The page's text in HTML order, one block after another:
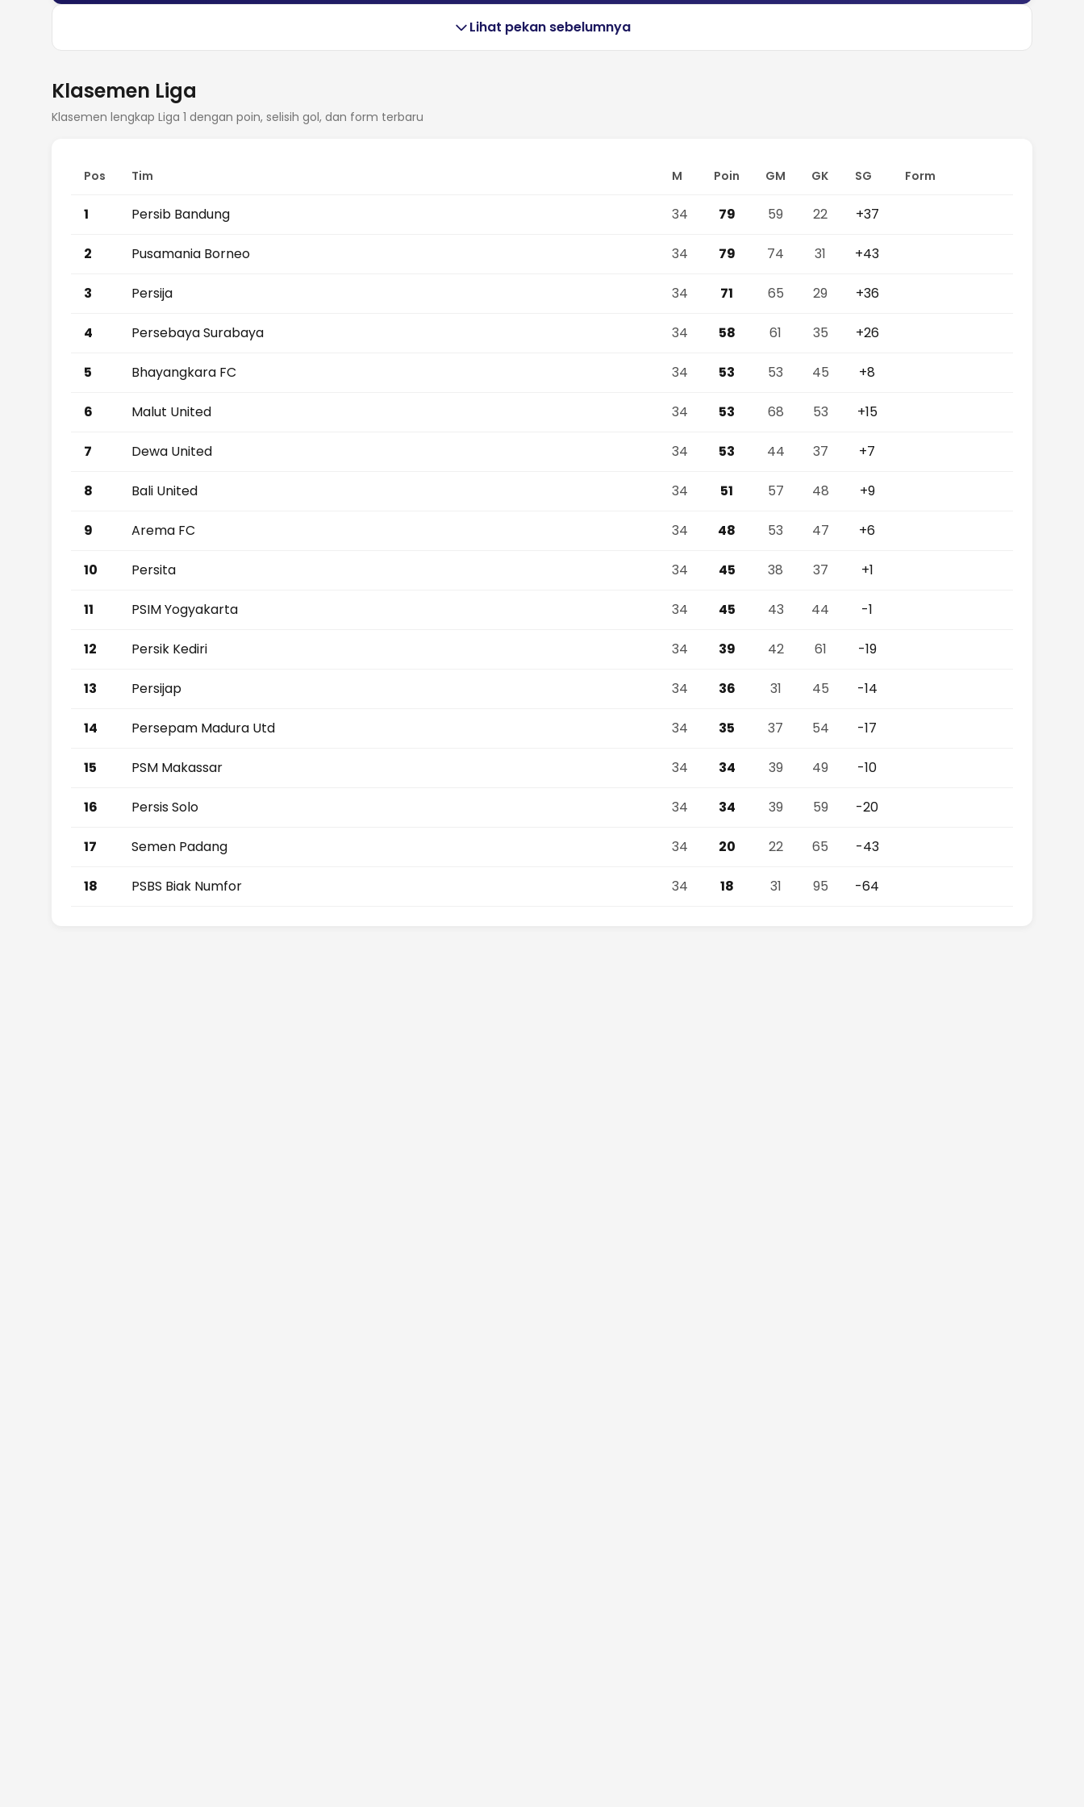
membuang waktu untuk memecah kebuntuan. Pada...
Baca pendapat kami
Lihat pekan sebelumnya
Klasemen Liga
Klasemen lengkap Liga 1 dengan poin, selisih gol, dan form terbaru
Pos Tim M Poin GM GK SG Form
1 Persib Bandung 34 79 59 22 +37
2 Pusamania Borneo 34 79 74 31 +43
3 Persija 34 71 65 29 +36
4 Persebaya Surabaya 34 58 61 35 +26
5 Bhayangkara FC 34 53 53 45 +8
6 Malut United 34 53 68 53 +15
7 Dewa United 34 53 44 37 +7
8 Bali United 34 51 57 48 +9
9 Arema FC 34 48 53 47 +6
10 Persita 34 45 38 37 +1
11 PSIM Yogyakarta 34 45 43 44 -1
12 Persik Kediri 34 39 42 61 -19
13 Persijap 34 36 31 45 -14
14 Persepam Madura Utd 34 35 37 54 -17
15 PSM Makassar 34 34 39 49 -10
16 Persis Solo 34 34 39 59 -20
17 Semen Padang 34 20 22 65 -43
18 PSBS Biak Numfor 34 18 31 95 -64